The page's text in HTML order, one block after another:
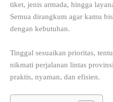
tiket, jenis armada, hingga
Semua dirangkum agar kamu
dengan kebutuhan.
Tinggal sesuaikan prioritas,
nikmati perjalanan lintas
praktis, nyaman, dan efisien.